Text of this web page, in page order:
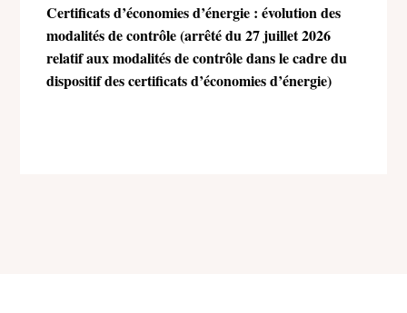
Certificats d’économies d’énergie : évolution des
modalités de contrôle (arrêté du 27 juillet 2026
relatif aux modalités de contrôle dans le cadre du
dispositif des certificats d’économies d’énergie)